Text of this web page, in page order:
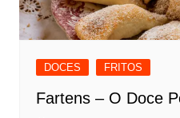
DOCES FRITOS
Fartens – O Doce